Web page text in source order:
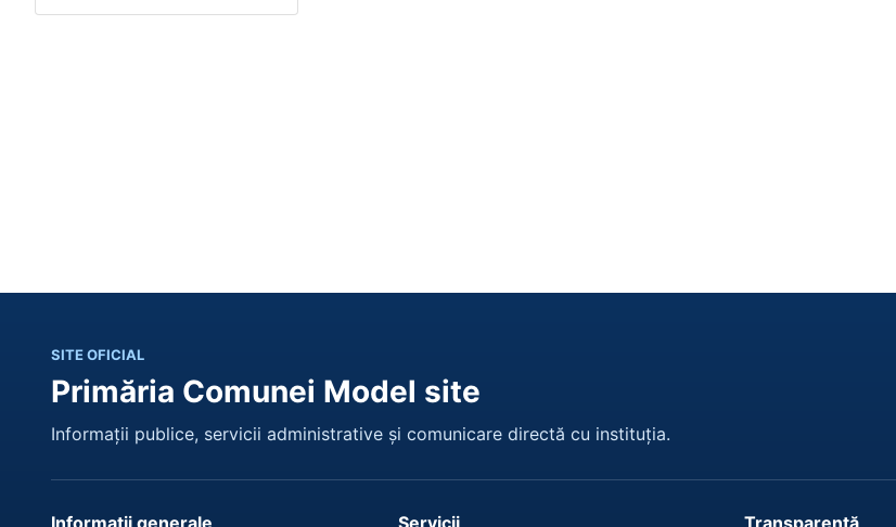
SITE OFICIAL
Primăria Comunei Model site
Informații publice, servicii administrative și comunicare directă cu instituția.
Informații generale Servicii Transparență